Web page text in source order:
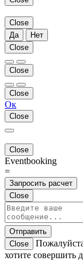
Close
Да
Нет
Close
Close
Close
Ок
Close
Close
Eventbooking
=
Запросить расчет
Close
Отправить
Close
хотите совершить